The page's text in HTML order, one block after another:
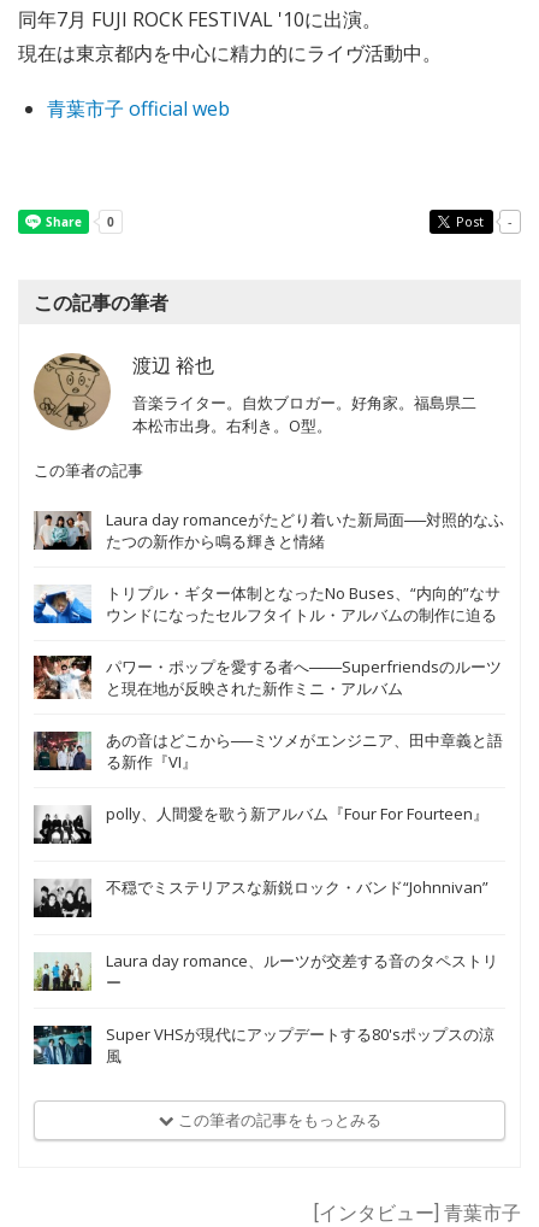
同年7月 FUJI ROCK FESTIVAL '10に出演。
現在は東京都内を中心に精力的にライヴ活動中。
青葉市子 official web
Post -
この記事の筆者
渡辺 裕也
音楽ライター。自炊ブロガー。好角家。福島県二
本松市出身。右利き。O型。
この筆者の記事
Laura day romanceがたどり着いた新局面──対照的なふ
たつの新作から鳴る輝きと情緒
トリプル・ギター体制となったNo Buses、“内向的”なサ
ウンドになったセルフタイトル・アルバムの制作に迫る
パワー・ポップを愛する者へ───Superfriendsのルーツ
と現在地が反映された新作ミニ・アルバム
あの音はどこから──ミツメがエンジニア、田中章義と語
る新作『VI』
polly、人間愛を歌う新アルバム『Four For Fourteen』
不穏でミステリアスな新鋭ロック・バンド“Johnnivan”
Laura day romance、ルーツが交差する音のタペストリ
ー
Super VHSが現代にアップデートする80'sポップスの涼
風
この筆者の記事をもっとみる
[インタビュー] 青葉市子